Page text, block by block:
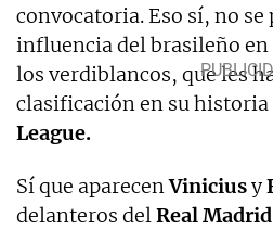
convocatoria. Eso sí, no se
influencia del brasileño
los verdiblancos, que les
clasificación en su historia
League.
Sí que aparecenViniciusy
delanteros delReal Madrid